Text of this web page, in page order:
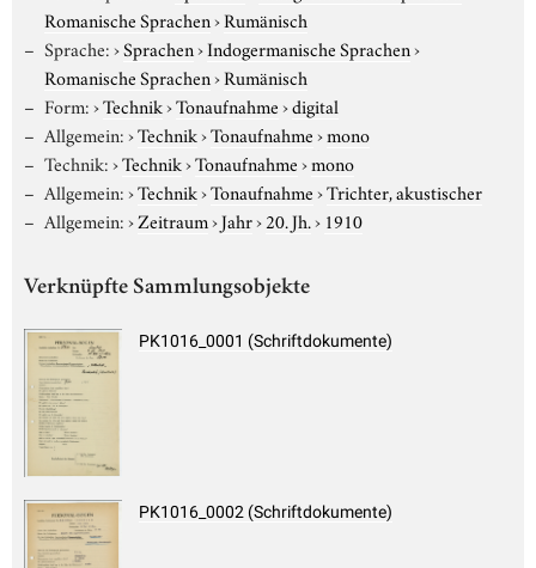
Romanische Sprachen›Rumänisch
Sprache:›Sprachen›Indogermanische Sprachen›
Romanische Sprachen›Rumänisch
Form:›Technik›Tonaufnahme›digital
Allgemein:›Technik›Tonaufnahme›mono
Technik:›Technik›Tonaufnahme›mono
Allgemein:›Technik›Tonaufnahme›Trichter, akustischer
Allgemein:›Zeitraum›Jahr›20. Jh.› 1910
Verknüpfte Sammlungsobjekte
PK1016_0001 (Schriftdokumente)
PK1016_0002 (Schriftdokumente)